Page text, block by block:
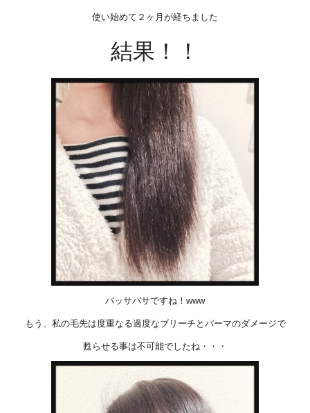
使い始めて２ヶ月が経ちました
結果！！
バッサバサですね！www
もう、私の毛先は度重なる過度なブリーチとパーマのダメージで
甦らせる事は不可能でしたね・・・